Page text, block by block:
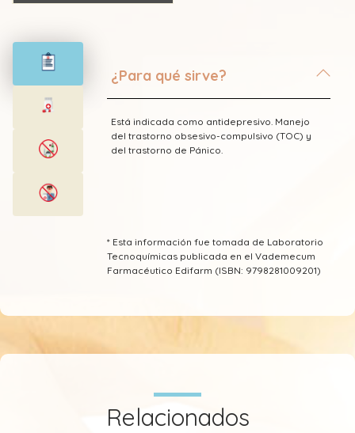
¿Para qué sirve?
Está indicada como antidepresivo. Manejo
del trastorno obsesivo-compulsivo (TOC) y
del trastorno de Pánico.
* Esta información fue tomada de Laboratorio
Tecnoquímicas publicada en el Vademecum
Farmacéutico Edifarm (ISBN: 9798281009201)
Relacionados